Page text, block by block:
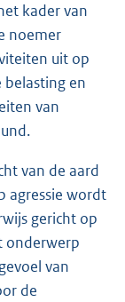
kader van
noemer
uit op
belasting en
van
van de aard
agressie wordt
gericht op
onderwerp
van
de